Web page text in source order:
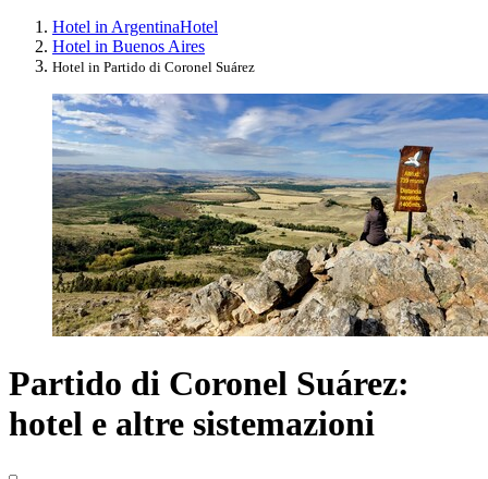
Hotel in ArgentinaHotel
Hotel in Buenos Aires
Hotel in Partido di Coronel Suárez
Partido di Coronel Suárez:
hotel e altre sistemazioni